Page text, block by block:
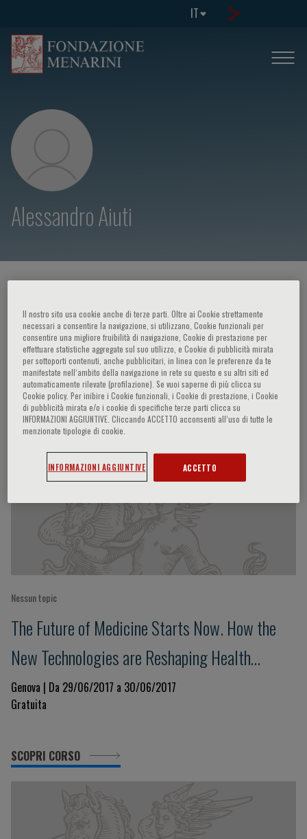
IT
Alessandro Aiuti
HOME PAGE / CORSI ED EVENTI / RELATORE
Alessandro Aiuti
Partecipazioni del relatore
Nessun topic
The Future of Medicine Starts Now. How the
New Technologies are Reshaping Health
Science
Genova | Da 29/06/2017 a 30/06/2017
Gratuita
SCOPRI CORSO
Il nostro sito usa cookie anche di terze parti. Oltre ai Cookie strettamente
necessari a consentire la navigazione, si utilizzano, Cookie funzionali per
consentire una migliore fruibilità di navigazione, Cookie di prestazione per
effettuare statistiche aggregate sul suo utilizzo, e Cookie di pubblicità mirata
per sottoporti contenuti, anche pubblicitari, in linea con le preferenze da te
manifestate nell‘ambito della navigazione in rete su questo e su altri siti ed
automaticamente rilevate (profilazione). Se vuoi saperne di più clicca su
Cookie policy. Per inibire i Cookie funzionali, i Cookie di prestazione, i Cookie
di pubblicità mirata e/o i cookie di specifiche terze parti clicca su
INFORMAZIONI AGGIUNTIVE. Cliccando ACCETTO acconsenti all’uso di tutte le
menzionate tipologie di cookie.
INFORMAZIONI AGGIUNTIVE ACCETTO